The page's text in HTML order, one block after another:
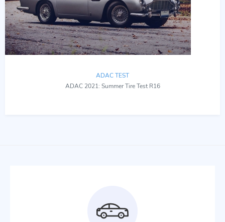
ADAC TEST
ADAC 2021: Summer Tire Test R16